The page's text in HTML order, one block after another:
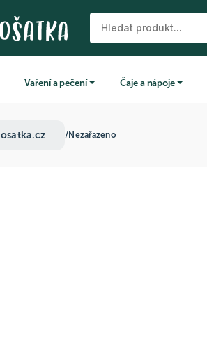
Vaření a pečení Čaje a nápoje
osatka.cz /Nezařazeno